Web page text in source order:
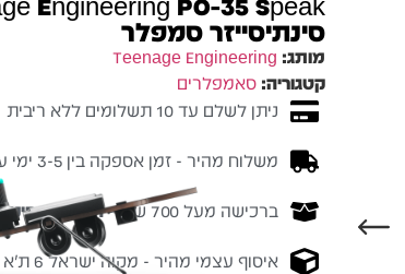
סינתיסייזר סמפלר
מותג: Teenage Engineering
קטגוריה: סאמפלרים
ניתן לשלם עד 10 תשלומים ללא ריבית
משלוח מהיר - זמן אספקה בין 3-5 ימי עסקים
ברכישה מעל 700 ש״ח - המשלוח חינם
איסוף עצמי מהיר - מקוה ישראל 6 ת״א